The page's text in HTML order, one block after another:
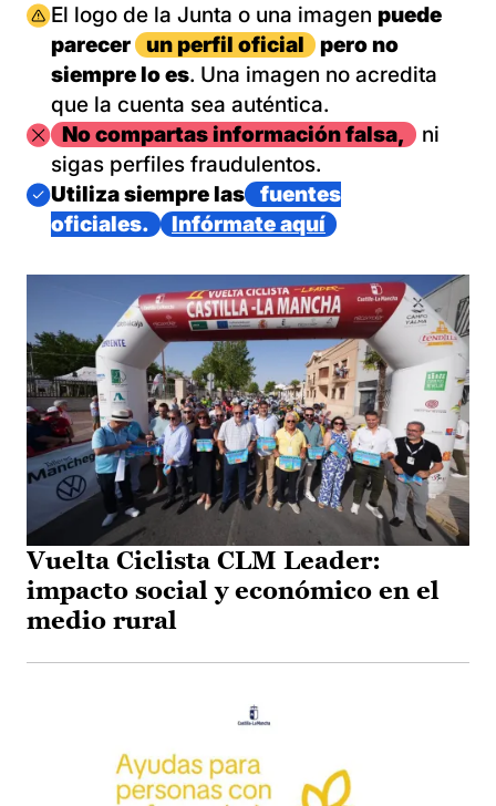
Imagen
El logo de la Junta o una imagen puede
parecer
un perfil oficial
pero no
siempre lo es. Una imagen no acredita
que la cuenta sea auténtica.
ImagenNo compartas información falsa,
ni
sigas perfiles fraudulentos.
Imagen
Utiliza siempre las
fuentes
oficiales.
Infórmate aquí
Vuelta Ciclista CLM Leader:
impacto social y económico en el
medio rural